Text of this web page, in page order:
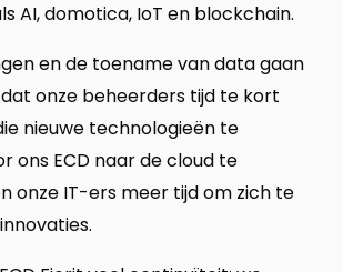
AI, domotica, IoT en blockchain.
en de toename van data gaan
onze beheerders tijd te kort
nieuwe technologieën te
ons ECD naar de cloud te
onze IT-ers meer tijd om zich te